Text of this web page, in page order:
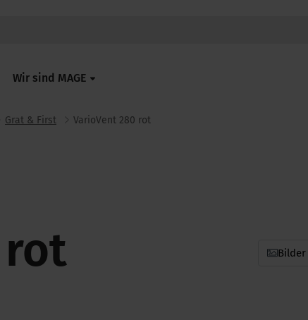
Wir sind MAGE
Grat & First VarioVent 280 rot
rot Bilder